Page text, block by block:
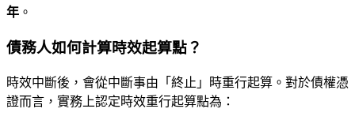
年 。
債務人如何計算時效起算點？
時效中斷後，會從中斷事由「終止」時重行起算。對於債權憑
證而言，實務上認定時效重行起算點為：